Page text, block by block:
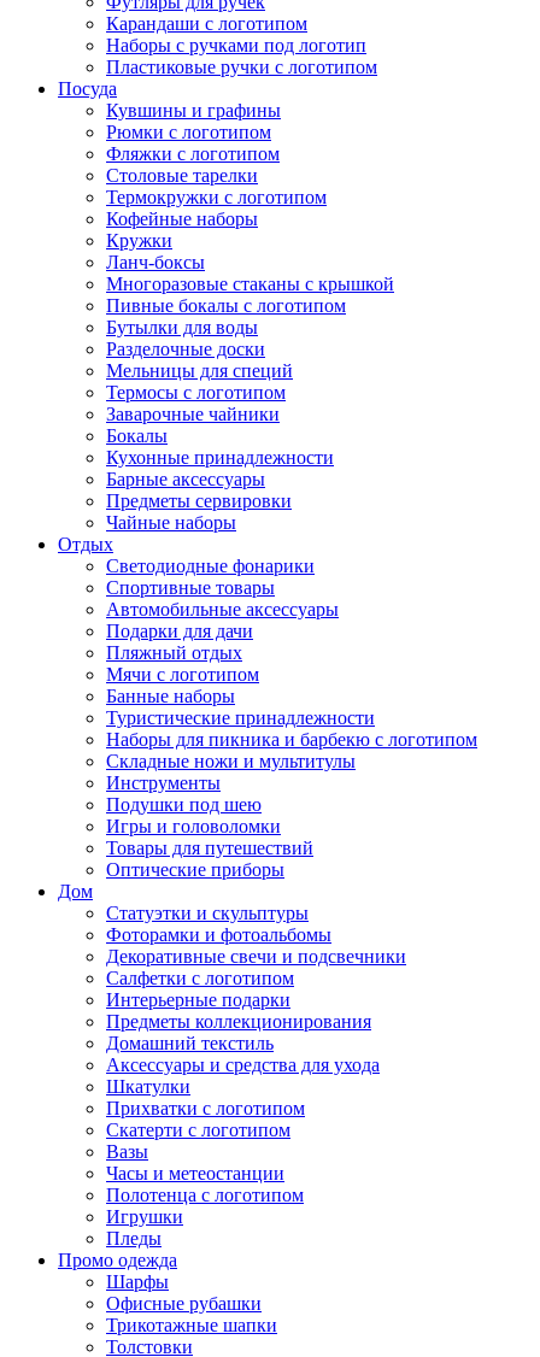
Карандаши с логотипом
Наборы с ручками под логотип
Пластиковые ручки с логотипом
Посуда
Кувшины и графины
Рюмки с логотипом
Фляжки с логотипом
Столовые тарелки
Термокружки с логотипом
Кофейные наборы
Кружки
Ланч-боксы
Многоразовые стаканы с крышкой
Пивные бокалы с логотипом
Бутылки для воды
Разделочные доски
Мельницы для специй
Термосы с логотипом
Заварочные чайники
Бокалы
Кухонные принадлежности
Барные аксессуары
Предметы сервировки
Чайные наборы
Отдых
Светодиодные фонарики
Спортивные товары
Автомобильные аксессуары
Подарки для дачи
Пляжный отдых
Мячи с логотипом
Банные наборы
Туристические принадлежности
Наборы для пикника и барбекю с логотипом
Складные ножи и мультитулы
Инструменты
Подушки под шею
Игры и головоломки
Товары для путешествий
Оптические приборы
Дом
Статуэтки и скульптуры
Фоторамки и фотоальбомы
Декоративные свечи и подсвечники
Салфетки с логотипом
Интерьерные подарки
Предметы коллекционирования
Домашний текстиль
Аксессуары и средства для ухода
Шкатулки
Прихватки с логотипом
Скатерти с логотипом
Вазы
Часы и метеостанции
Полотенца с логотипом
Игрушки
Пледы
Промо одежда
Шарфы
Офисные рубашки
Трикотажные шапки
Толстовки